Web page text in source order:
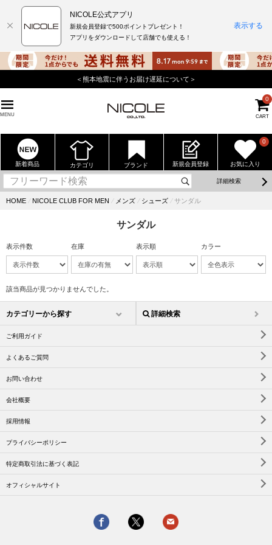
＜熊本地震に伴うお届け遅延について＞
MENU CART
0
新着商品 カテゴリ ブランド 新規会員登録 お気に入り
0
詳細検索
HOME ⁄ NICOLE CLUB FOR MEN ⁄ メンズ ⁄ シューズ ⁄ サンダル
サンダル
表示件数 在庫 表示順 カラー
該当商品が見つかりませんでした。
カテゴリーから探す 詳細検索
ご利用ガイド
よくあるご質問
お問い合わせ
会社概要
採用情報
プライバシーポリシー
特定商取引法に基づく表記
オフィシャルサイト
NICOLE公式アプリ
新規会員登録で500ポイントプレゼント！
アプリをダウンロードして店舗でも使える！
表示する